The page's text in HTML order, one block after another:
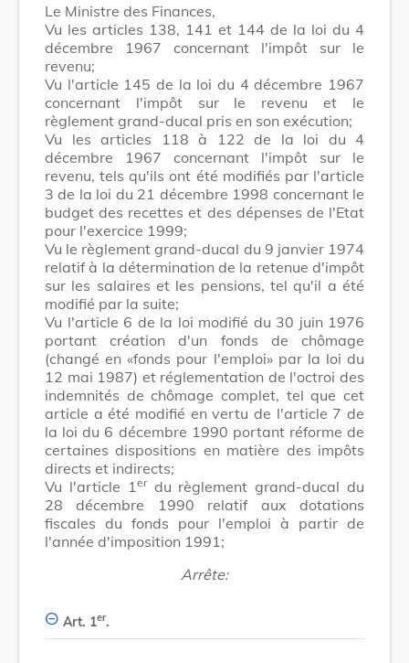
Le Ministre des Finances,
Vu les articles 138, 141 et 144 de la loi du 4
décembre 1967 concernant l'impôt sur le
revenu;
Vu l'article 145 de la loi du 4 décembre 1967
concernant l'impôt sur le revenu et le
règlement grand-ducal pris en son exécution;
Vu les articles 118 à 122 de la loi du 4
décembre 1967 concernant l'impôt sur le
revenu, tels qu'ils ont été modifiés par l'article
3 de la loi du 21 décembre 1998 concernant le
budget des recettes et des dépenses de l'Etat
pour l'exercice 1999;
Vu le règlement grand-ducal du 9 janvier 1974
relatif à la détermination de la retenue d'impôt
sur les salaires et les pensions, tel qu'il a été
modifié par la suite;
Vu l'article 6 de la loi modifié du 30 juin 1976
portant création d'un fonds de chômage
(changé en «fonds pour l'emploi» par la loi du
12 mai 1987) et réglementation de l'octroi des
indemnités de chômage complet, tel que cet
article a été modifié en vertu de l'article 7 de
la loi du 6 décembre 1990 portant réforme de
certaines dispositions en matière des impôts
directs et indirects;
Vu l'article 1 erdu règlement grand-ducal du
28 décembre 1990 relatif aux dotations
fiscales du fonds pour l'emploi à partir de
l'année d'imposition 1991;
Arrête:
Art. 1er.